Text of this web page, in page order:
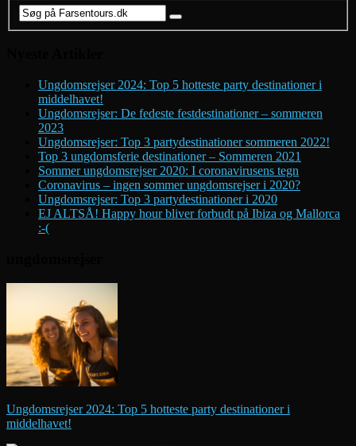
Ungdomsrejser 2024: Top 5 hotteste party destinationer i
middelhavet!
Ungdomsrejser: De fedeste festdestinationer – sommeren
2023
Ungdomsrejser: Top 3 partydestinationer sommeren 2022!
Top 3 ungdomsferie destinationer – Sommeren 2021
Sommer ungdomsrejser 2020: I coronavirusens tegn
Coronavirus – ingen sommer ungdomsrejser i 2020?
Ungdomsrejser: Top 3 partydestinationer i 2020
EJ ALTSÅ! Happy hour bliver forbudt på Ibiza og Mallorca
:-(
Ungdomsrejser 2024: Top 5 hotteste party destinationer i
middelhavet!